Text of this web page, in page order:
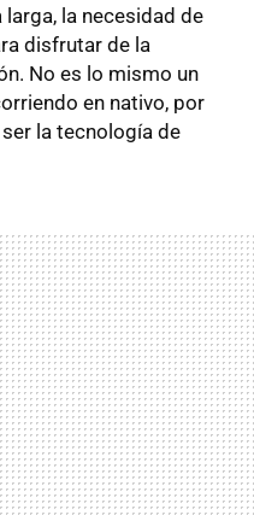
la necesidad de
disfrutar de la
No es lo mismo un
en nativo, por
la tecnología de